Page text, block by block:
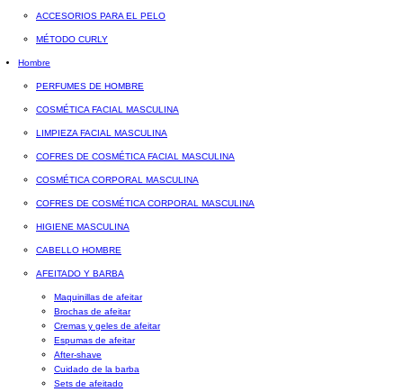
ACCESORIOS PARA EL PELO
MÉTODO CURLY
Hombre
PERFUMES DE HOMBRE
COSMÉTICA FACIAL MASCULINA
LIMPIEZA FACIAL MASCULINA
COFRES DE COSMÉTICA FACIAL MASCULINA
COSMÉTICA CORPORAL MASCULINA
COFRES DE COSMÉTICA CORPORAL MASCULINA
HIGIENE MASCULINA
CABELLO HOMBRE
AFEITADO Y BARBA
Maquinillas de afeitar
Brochas de afeitar
Cremas y geles de afeitar
Espumas de afeitar
After-shave
Cuidado de la barba
Sets de afeitado